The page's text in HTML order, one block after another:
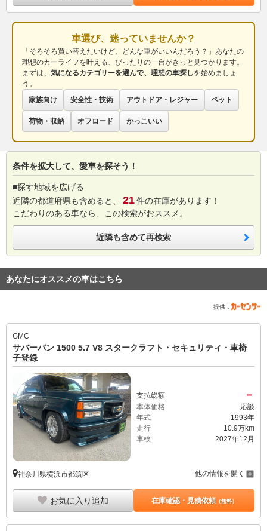
車選び、迷っていませんか？
「そろそろ買い替えたいけど、どんな車がいいんだろう？」あなたの
理想のカーライフを叶える、ぴったりの一台がきっと見つかります。
まずは、 気になるカテゴリーを選んで、理想の車探しを始めましょ
う。
家族向け
安全性・技術 アウトドア・レジャー ペット
荷物・収納 オフロード かっこいい
条件を拡大して、愛車を探そう！
■探す地域を広げる
近隣の都道府県も含めると、
21件の在庫があります！
こだわりのある車なら、この検索がおススメ。
近隣も含めて再検索
あなたにオススメの車はこちら
提供：
GMC
サバーバン 1500 5.7 V8 スタークラフト・セキュリティ・車椅
子登録
支払総額 －
本体価格
応談
年式
1993年
走行
10.9万km
車検
2027年12月
神奈川県横浜市都筑区 他の情報を開く
お気に入り追加 在庫確認・見積依頼（無料）